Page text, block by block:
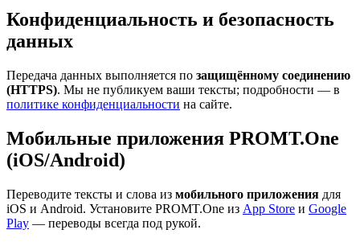
Конфиденциальность и безопасность
данных
Передача данных выполняется по защищённому соединению
(HTTPS). Мы не публикуем ваши тексты; подробности — в
политике конфиденциальности на сайте.
Мобильные приложения PROMT.One
(iOS/Android)
Переводите тексты и слова из мобильного приложения для
iOS и Android. Установите PROMT.One из App Store и Google
Play — переводы всегда под рукой.